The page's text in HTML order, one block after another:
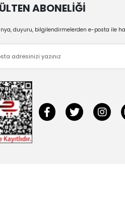
ABONELİĞİ
duyuru, bilgilendirmelerden e-posta ile